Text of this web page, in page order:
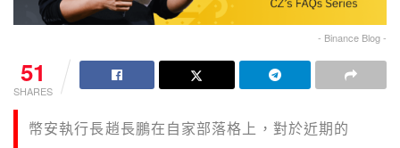
- Binance Blog -
51
SHARES
幣安執行長趙長鵬在自家部落格上，對於近期的